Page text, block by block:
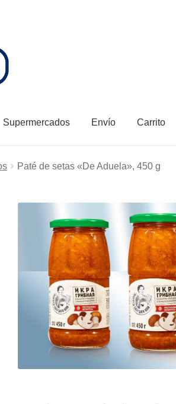
Supermercados Envío Carrito
Paté de setas «De Aduela», 450 g